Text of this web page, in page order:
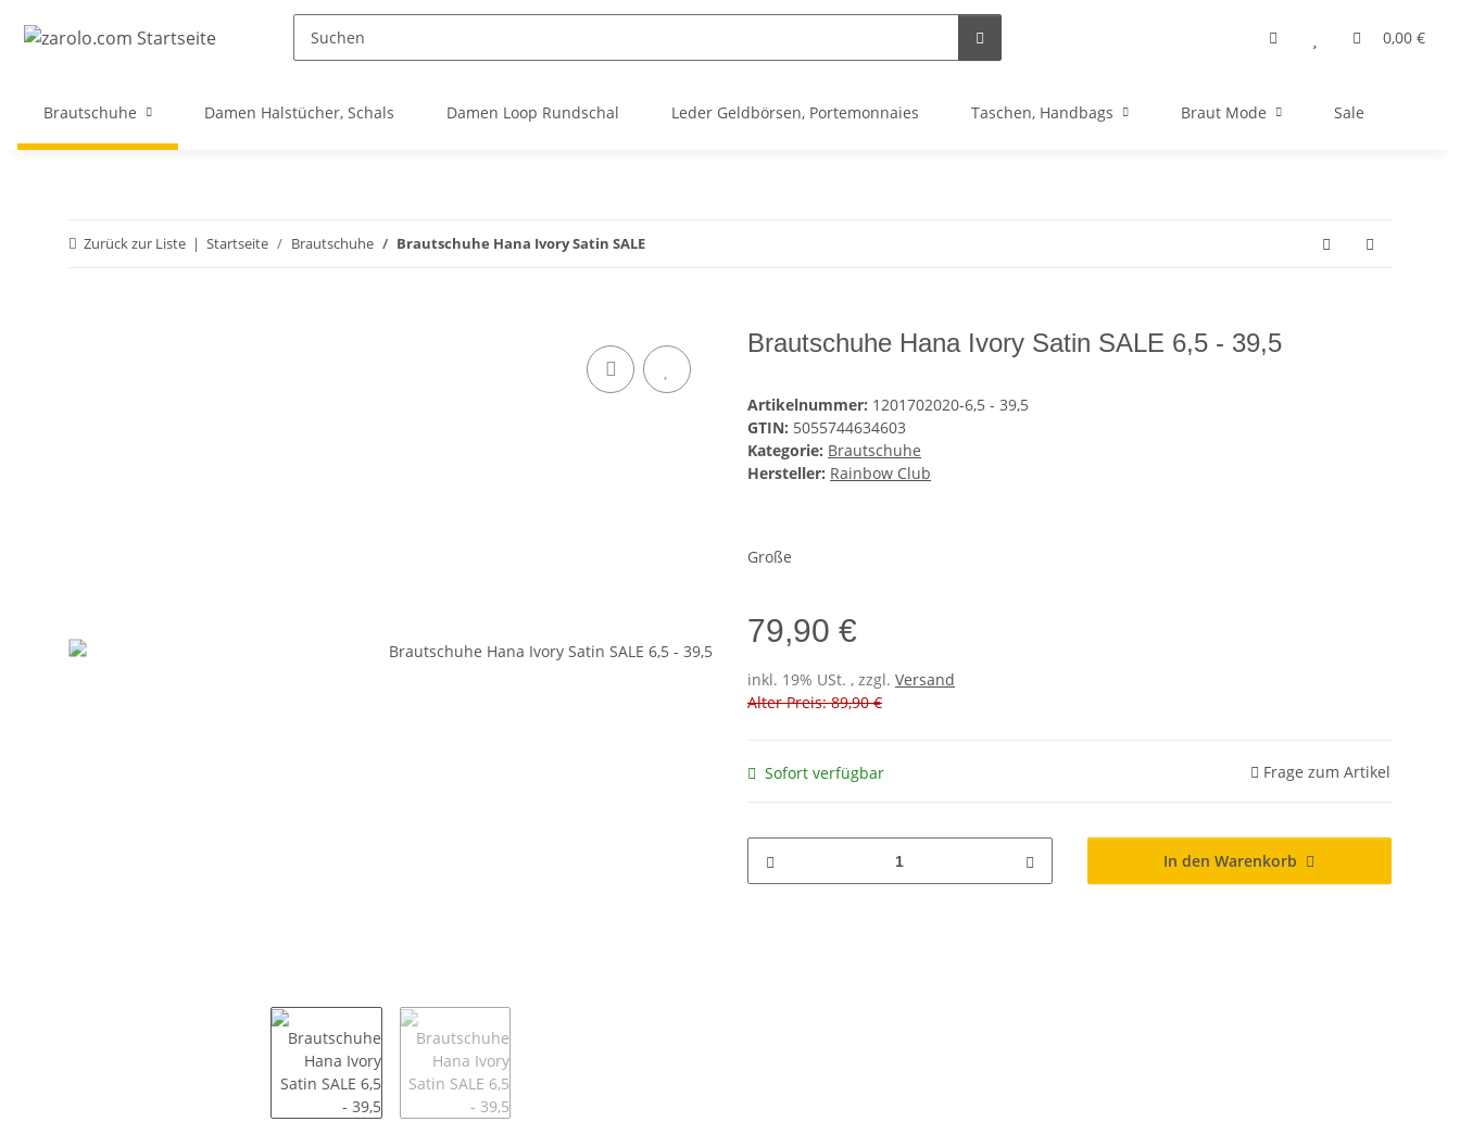
0,00 €
Brautschuhe Damen Halstücher, Schals Damen Loop Rundschal Leder Geldbörsen, Portemonnaies Taschen, Handbags Braut Mode Sale
Zurück zur Liste Startseite Brautschuhe Brautschuhe Hana Ivory Satin SALE
Brautschuhe Hana Ivory Satin SALE 6,5 - 39,5
Artikelnummer: 1201702020-6,5 - 39,5
GTIN: 5055744634603
Kategorie: Brautschuhe
Hersteller: Rainbow Club
Große
79,90 €
inkl. 19% USt. , zzgl. Versand
Alter Preis: 89,90 €
Sofort verfügbar Frage zum Artikel
In den Warenkorb